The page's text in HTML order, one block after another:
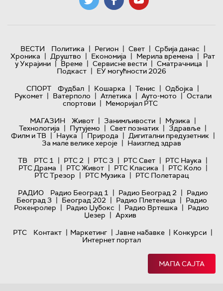
ВЕСТИ Политика | Регион | Свет | Србија данас |
Хроника | Друштво | Економија | Мерила времена | Рат
у Украјини | Време | Сервисне вести | Сматрачница |
Подкаст | ЕУ могућности 2026
СПОРТ
Фудбал | Кошарка | Тенис | Одбојка |
Рукомет | Ватерполо | Атлетика | Ауто-мото | Остали
спортови | Меморијал РТС
МАГАЗИН
Живот | Занимљивости | Музика |
Технологијa | Путујемо | Свет познатих | Здравље |
Филм и ТВ | Наука | Природа | Дигитални предузетник |
За мале велике хероје | Наизглед здрав
ТВ
РТС 1 | РТС 2 | РТС 3 | РТС Свет | РТС Наука |
РТС Драма | РТС Живот | РТС Класика | РТС Коло |
РТС Трезор | РТС Музика | РТС Полетарац
РАДИО
Радио Београд 1 | Радио Београд 2 | Радио
Београд 3 | Београд 202 | Радио Плетеница | Радио
Рокенролер | Радио Џубокс | Радио Вртешка | Радио
Џезер | Архив
РТС
Контакт | Маркетинг | Јавне набавке | Конкурси |
Интернет портал
МАПА САЈТА